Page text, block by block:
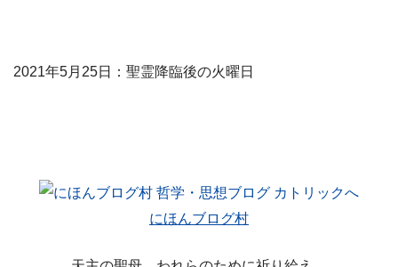
2021年5月25日：聖霊降臨後の火曜日
にほんブログ村